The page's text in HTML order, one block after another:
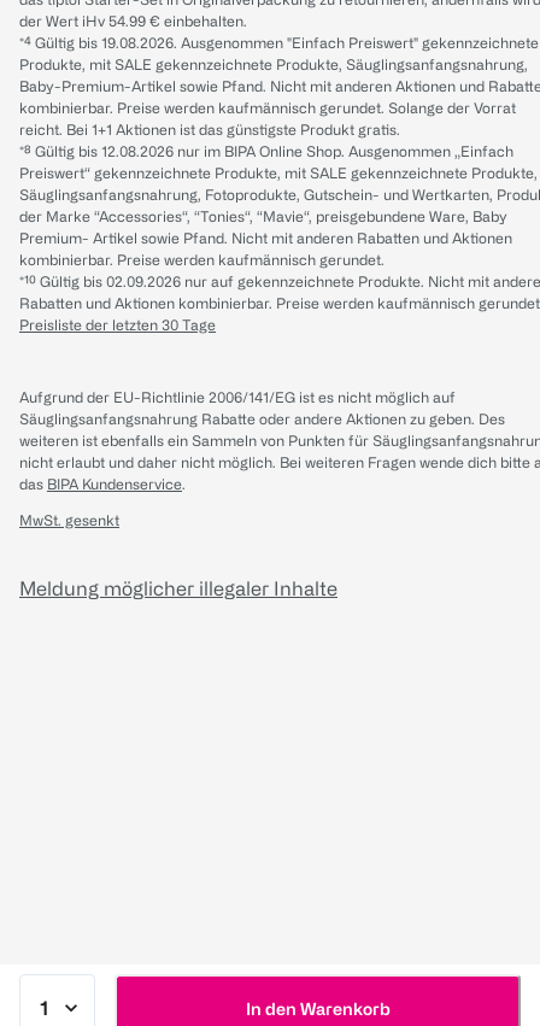
In den Warenkorb
der Wert iHv 54.99 € einbehalten.
*⁴ Gültig bis 19.08.2026. Ausgenommen "Einfach Preiswert" gekennzeichnete
Produkte, mit SALE gekennzeichnete Produkte, Säuglingsanfangsnahrung,
Baby-Premium-Artikel sowie Pfand. Nicht mit anderen Aktionen und
kombinierbar. Preise werden kaufmännisch gerundet. Solange der Vorrat
reicht. Bei 1+1 Aktionen ist das günstigste Produkt gratis.
*⁸ Gültig bis 12.08.2026 nur im BIPA Online Shop. Ausgenommen „Einfach
Preiswert“ gekennzeichnete Produkte, mit SALE gekennzeichnete Produkte,
Säuglingsanfangsnahrung, Fotoprodukte, Gutschein- und Wertkarten,
der Marke “Accessories“, “Tonies“, “Mavie“, preisgebundene Ware, Baby
Premium- Artikel sowie Pfand. Nicht mit anderen Rabatten und Aktionen
kombinierbar. Preise werden kaufmännisch gerundet.
*¹⁰ Gültig bis 02.09.2026 nur auf gekennzeichnete Produkte. Nicht mit
Rabatten und Aktionen kombinierbar. Preise werden kaufmännisch
Preisliste der letzten 30 Tage
Aufgrund der EU-Richtlinie 2006/141/EG ist es nicht möglich auf
Säuglingsanfangsnahrung Rabatte oder andere Aktionen zu geben. Des
weiteren ist ebenfalls ein Sammeln von Punkten für
nicht erlaubt und daher nicht möglich. Bei weiteren Fragen wende dich bitte
das BIPA Kundenservice.
MwSt. gesenkt
Meldung möglicher illegaler Inhalte